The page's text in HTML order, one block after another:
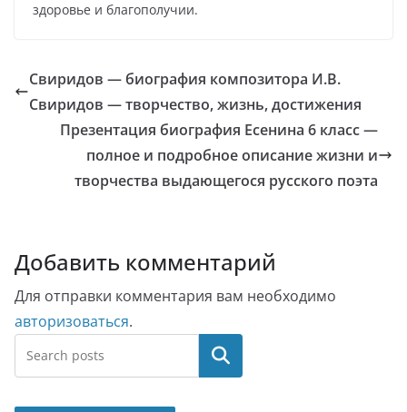
здоровье и благополучии.
Свиридов — биография композитора И.В.
Свиридов — творчество, жизнь, достижения
Презентация биография Есенина 6 класс —
полное и подробное описание жизни и
творчества выдающегося русского поэта
Добавить комментарий
Для отправки комментария вам необходимо
авторизоваться.
Поиск